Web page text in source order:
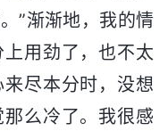
”渐渐地，我的情
用劲了，也不太
尽本分时，没想
么冷了。我很感